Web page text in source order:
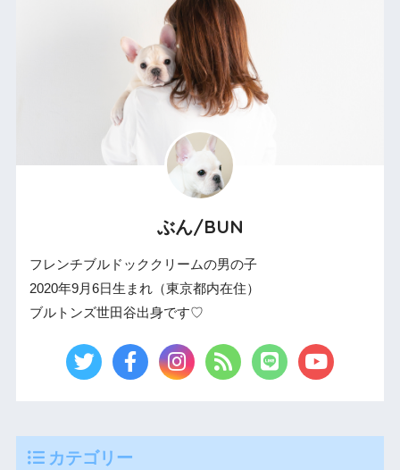
ぶん/BUN
フレンチブルドッククリームの男の子
2020年9月6日生まれ（東京都内在住）
ブルトンズ世田谷出身です♡
カテゴリー